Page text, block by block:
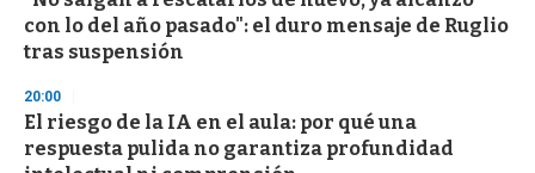
con lo del año pasado": el duro mensaje de Ruglio
tras suspensión
20:00
El riesgo de la IA en el aula: por qué una
respuesta pulida no garantiza profundidad